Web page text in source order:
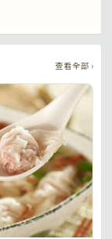
查看全部 ›